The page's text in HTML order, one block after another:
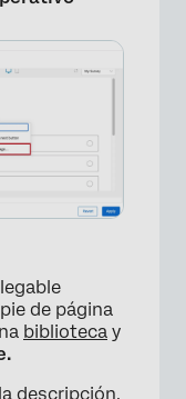
de página
biblioteca y
descripción.